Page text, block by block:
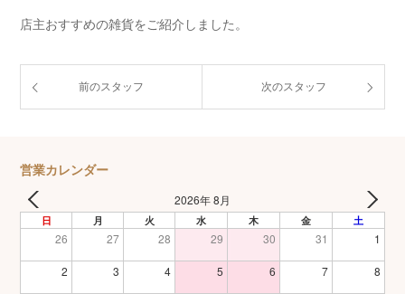
店主おすすめの雑貨をご紹介しました。
前のスタッフ 次のスタッフ
営業カレンダー
2026年 8月
日 月 火 水 木 金 土
26 27 28 29 30 31 1
2 3 4 5 6 7 8